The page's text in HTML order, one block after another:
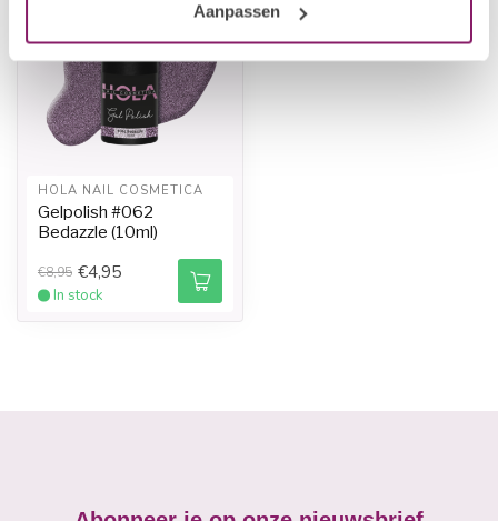
Aanpassen
HOLA NAIL COSMETICA
Gelpolish #062
Bedazzle (10ml)
€8,95 €4,95
In stock